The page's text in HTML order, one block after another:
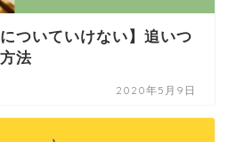
ついていけない】追いつ
法
2020年5月9日